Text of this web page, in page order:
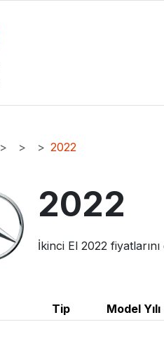
2022
2022
İkinci El 2022
Tip Model Yılı